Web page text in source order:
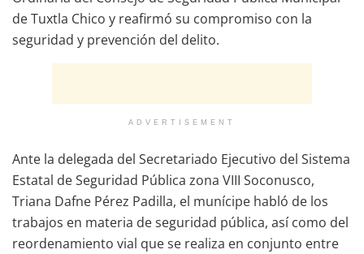
de Tuxtla Chico y reafirmó su compromiso con la
seguridad y prevención del delito.
ADVERTISEMENT
Ante la delegada del Secretariado Ejecutivo del Sistema
Estatal de Seguridad Pública zona VIII Soconusco,
Triana Dafne Pérez Padilla, el munícipe habló de los
trabajos en materia de seguridad pública, así como del
reordenamiento vial que se realiza en conjunto entre